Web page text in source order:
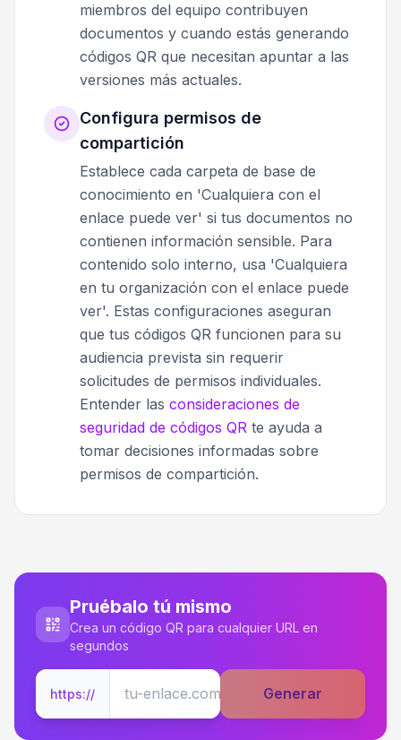
miembros del equipo contribuyen
documentos y cuando estás generando
códigos QR que necesitan apuntar a las
versiones más actuales.
Configura permisos de
compartición
Establece cada carpeta de base de
conocimiento en 'Cualquiera con el
enlace puede ver' si tus documentos no
contienen información sensible. Para
contenido solo interno, usa 'Cualquiera
en tu organización con el enlace puede
ver'. Estas configuraciones aseguran
que tus códigos QR funcionen para su
audiencia prevista sin requerir
solicitudes de permisos individuales.
Entender las consideraciones de
seguridad de códigos QR te ayuda a
tomar decisiones informadas sobre
permisos de compartición.
Pruébalo tú mismo
Crea un código QR para cualquier URL en
segundos
https:// Generar